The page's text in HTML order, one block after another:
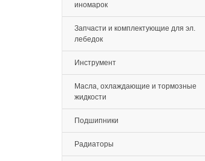
иномарок
Запчасти и комплектующие для эл.
лебедок
Инструмент
Масла, охлаждающие и тормозные
жидкости
Подшипники
Радиаторы